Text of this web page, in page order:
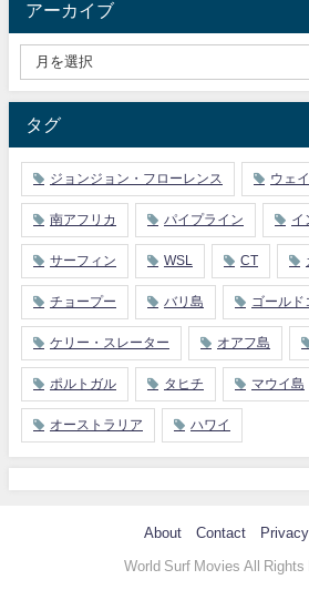
アーカイブ
タグ
ジョンジョン・フローレンス ウェ
南アフリカ パイプライン イ
サーフィン WSL CT
チョープー バリ島 ゴールド
ケリー・スレーター オアフ島
ポルトガル タヒチ マウイ島
オーストラリア ハワイ
About Contact
World Surf Movies All Rights